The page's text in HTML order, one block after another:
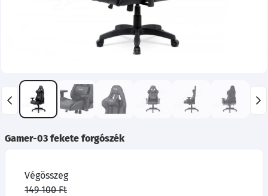
Gamer-03 fekete forgószék
Végösszeg
149 100 Ft